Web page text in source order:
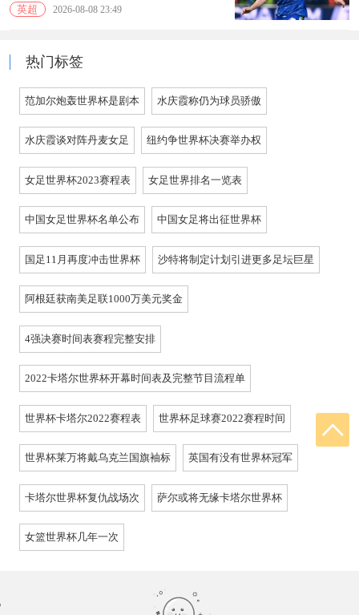
英超 2026-08-08 23:49
热门标签
范加尔炮轰世界杯是剧本 水庆霞称仍为球员骄傲
水庆霞谈对阵丹麦女足 纽约争世界杯决赛举办权
女足世界杯2023赛程表 女足世界排名一览表
中国女足世界杯名单公布 中国女足将出征世界杯
国足11月再度冲击世界杯 沙特将制定计划引进更多足坛巨星
阿根廷获南美足联1000万美元奖金
4强决赛时间表赛程完整安排
2022卡塔尔世界杯开幕时间表及完整节目流程单
世界杯卡塔尔2022赛程表 世界杯足球赛2022赛程时间
世界杯莱万将戴乌克兰国旗袖标 英国有没有世界杯冠军
卡塔尔世界杯复仇战场次 萨尔或将无缘卡塔尔世界杯
女篮世界杯几年一次